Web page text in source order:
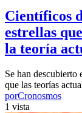
Científicos
estrellas
la teoría
Se han descubierto
que las teorías
porCronosmos
1 vista